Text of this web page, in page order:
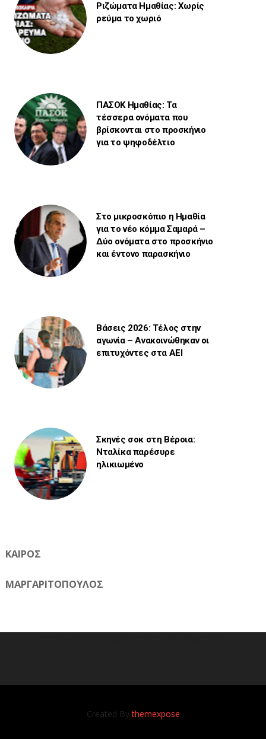
Ριζώματα Ημαθίας: Χωρίς
ρεύμα το χωριό
ΠΑΣΟΚ Ημαθίας: Τα
τέσσερα ονόματα που
βρίσκονται στο προσκήνιο
για το ψηφοδέλτιο
Στο μικροσκόπιο η Ημαθία
για το νέο κόμμα Σαμαρά –
Δύο ονόματα στο προσκήνιο
και έντονο παρασκήνιο
Βάσεις 2026: Τέλος στην
αγωνία – Ανακοινώθηκαν οι
επιτυχόντες στα ΑΕΙ
Σκηνές σοκ στη Βέροια:
Νταλίκα παρέσυρε
ηλικιωμένο
ΚΑΙΡΟΣ
ΜΑΡΓΑΡΙΤΟΠΟΥΛΟΣ
Created Bythemexpose